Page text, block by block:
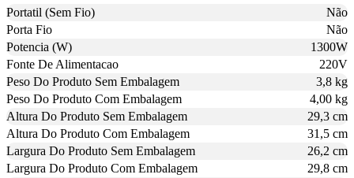
Portatil (Sem Fio)
Não
Porta Fio
Não
Potencia (W)
1300W
Fonte De Alimentacao
220V
Peso Do Produto Sem Embalagem
3,8 kg
Peso Do Produto Com Embalagem
4,00 kg
Altura Do Produto Sem Embalagem
29,3 cm
Altura Do Produto Com Embalagem
31,5 cm
Largura Do Produto Sem Embalagem
26,2 cm
Largura Do Produto Com Embalagem
29,8 cm